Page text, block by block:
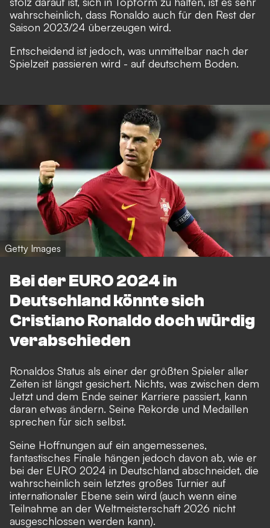
wahrscheinlich, dass Ronaldo auch für den Rest der
Saison 2023/24 überzeugen wird.
Entscheidend ist jedoch, was unmittelbar nach der
Spielzeit passieren wird - auf deutschem Boden.
Getty Images
Bei der EURO 2024 in
Deutschland könnte sich
Cristiano Ronaldo doch würdig
verabschieden
Ronaldos Status als einer der größten Spieler aller
Zeiten ist längst gesichert. Nichts, was zwischen dem
Jetzt und dem Ende seiner Karriere passiert, kann
daran etwas ändern. Seine Rekorde und Medaillen
sprechen für sich selbst.
Seine Hoffnungen auf ein angemessenes,
fantastisches Finale hängen jedoch davon ab, wie er
bei der EURO 2024 in Deutschland abschneidet, die
wahrscheinlich sein letztes großes Turnier auf
internationaler Ebene sein wird (auch wenn eine
Teilnahme an der Weltmeisterschaft 2026 nicht
ausgeschlossen werden kann).